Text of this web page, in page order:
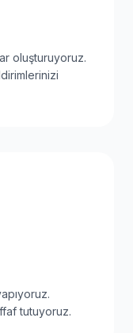
oluşturuyoruz.
tutuyoruz.